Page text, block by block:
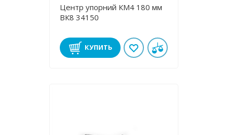
Центр упорний КМ4 180 мм
ВК8 34150
КУПИТЬ